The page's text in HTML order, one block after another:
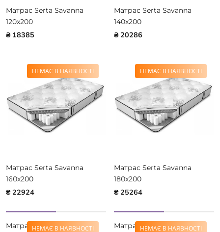
Матрас Serta Savanna
120x200
₴ 18385
Матрас Serta Savanna
140x200
₴ 20286
НЕМАЄ В НАЯВНОСТІ
Матрас Serta Savanna
160x200
₴ 22924
НЕМАЄ В НАЯВНОСТІ
Матрас Serta Savanna
180x200
₴ 25264
НЕМАЄ В НАЯВНОСТІ
Матрас Askona Compact
НЕМАЄ В НАЯВНОСТІ
Матрас Askona Compact